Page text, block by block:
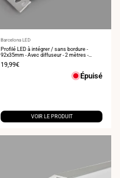
Fournisseur
:
Barcelona LED
Profilé LED à intégrer / sans bordure -
92x35mm - Avec diffuseur - 2 mètres -
Prix
19,99€
Épuisé
VOIR LE PRODUIT